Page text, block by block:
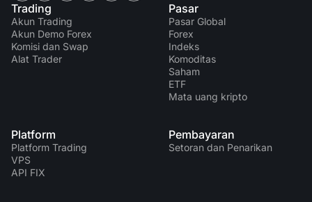
Trading
Akun Trading
Akun Demo Forex
Komisi dan Swap
Alat Trader
Pasar
Pasar Global
Forex
Indeks
Komoditas
Saham
ETF
Mata uang kripto
Platform
Platform Trading
VPS
API FIX
Pembayaran
Setoran dan Penarikan